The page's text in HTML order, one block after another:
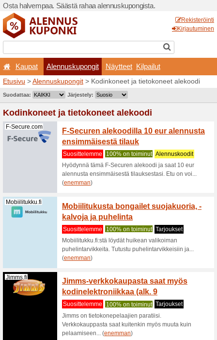
Osta halvempaa. Säästä
Kaupat
Etusivu>Alennuskupongit
Suodattaa:
Kodinkoneet ja
F-Secure.com
F-